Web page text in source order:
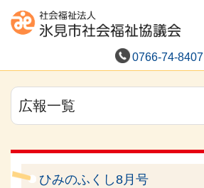
0766-74-8407
広報一覧
ひみのふくし8月号